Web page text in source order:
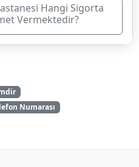
Hangi Sigorta
Vermektedir?
Numarası